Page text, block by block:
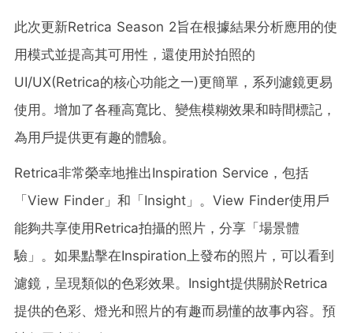
此次更新Retrica Season 2旨在根據結果分析應用的使
用模式並提高其可用性，還使用於拍照的
UI/UX(Retrica的核心功能之一)更簡單，系列濾鏡更易
使用。增加了各種高寬比、變焦模糊效果和時間標記，
為用戶提供更有趣的體驗。
Retrica非常榮幸地推出Inspiration Service，包括
「View Finder」和「Insight」。View Finder使用戶
能夠共享使用Retrica拍攝的照片，分享「場景體
驗」。如果點擊在Inspiration上發布的照片，可以看到
濾鏡，呈現類似的色彩效果。Insight提供關於Retrica
提供的色彩、燈光和照片的有趣而易懂的故事內容。預